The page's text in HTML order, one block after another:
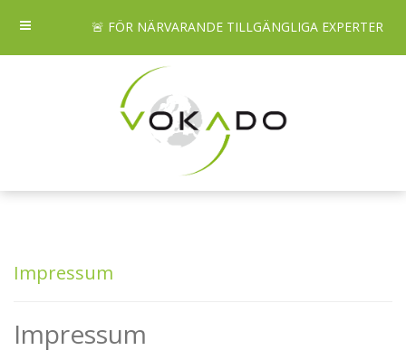
🚨 FÖR NÄRVARANDE TILLGÄNGLIGA EXPERTER
Impressum
Impressum